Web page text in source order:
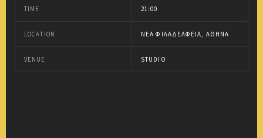
TIME 21:00
LOCATION ΝΈΑ ΦΙΛΑΔΈΛΦΕΙΑ, ΑΘΉΝΑ
VENUE STUDIO